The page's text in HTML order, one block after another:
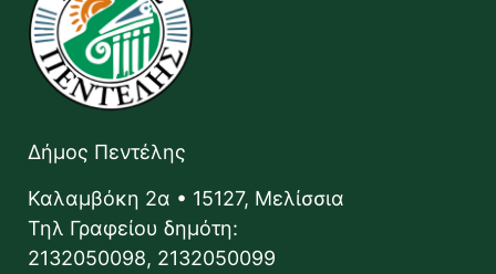
Δήμος Πεντέλης
Καλαμβόκη 2α • 15127, Μελίσσια
Τηλ Γραφείου δημότη:
2132050098, 2132050099